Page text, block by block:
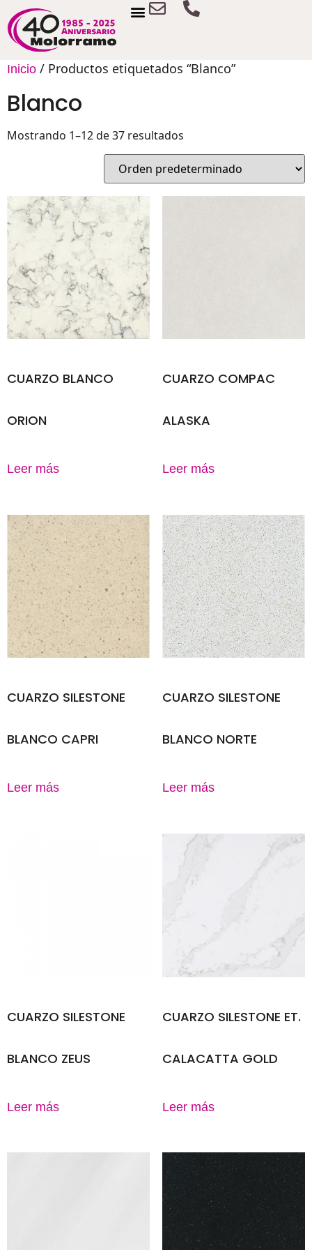
Inicio / Productos etiquetados “Blanco”
Blanco
Mostrando 1–12 de 37 resultados
CUARZO BLANCO
ORION
Leer más
CUARZO COMPAC
ALASKA
Leer más
CUARZO SILESTONE
BLANCO CAPRI
Leer más
CUARZO SILESTONE
BLANCO NORTE
Leer más
CUARZO SILESTONE
BLANCO ZEUS
Leer más
CUARZO SILESTONE ET.
CALACATTA GOLD
Leer más